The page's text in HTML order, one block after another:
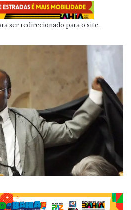
ser redirecionado para o site.